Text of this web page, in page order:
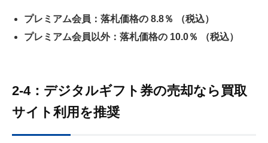
プレミアム会員：落札価格の 8.8％ （税込）
プレミアム会員以外：落札価格の 10.0％ （税込）
2-4：デジタルギフト券の売却なら買取
サイト利用を推奨